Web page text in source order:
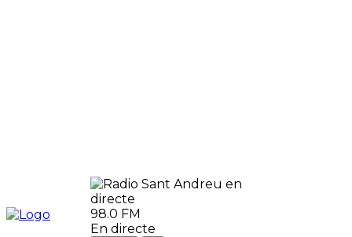
98.0 FM
En directe